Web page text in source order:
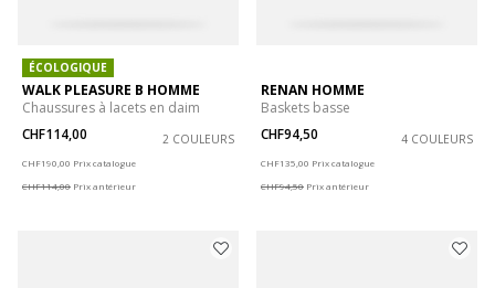
ÉCOLOGIQUE
WALK PLEASURE B HOMME
Chaussures à lacets en daim
CHF114,00
2 COULEURS
CHF190,00 Prix catalogue
CHF114,00 Prix antérieur
RENAN HOMME
Baskets basse
CHF94,50
4 COULEURS
CHF135,00 Prix catalogue
CHF94,50 Prix antérieur